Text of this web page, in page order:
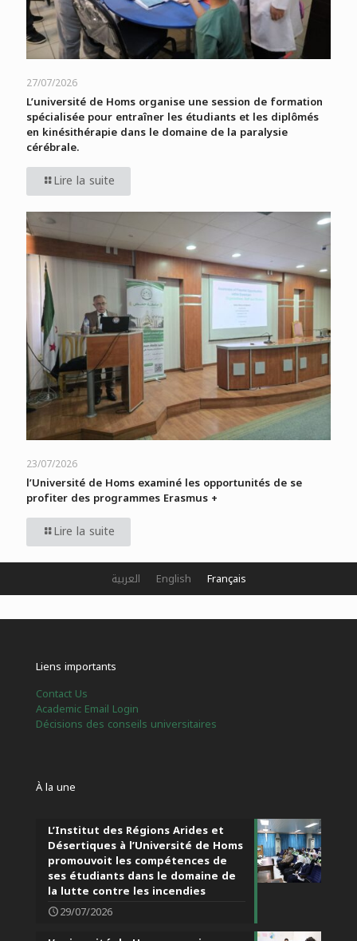
27/07/2026
L’université de Homs organise une session de formation
spécialisée pour entraîner les étudiants et les diplômés
en kinésithérapie dans le domaine de la paralysie
cérébrale.
Lire la suite
23/07/2026
l’Université de Homs examiné les opportunités de se
profiter des programmes Erasmus +
Lire la suite
Liens importants
Contact Us
Academic Email Login
Décisions des conseils universitaires
À la une
L’Institut des Régions Arides et
Désertiques à l’Université de Homs
promouvoit les compétences de
ses étudiants dans le domaine de
la lutte contre les incendies
29/07/2026
العربية English Français